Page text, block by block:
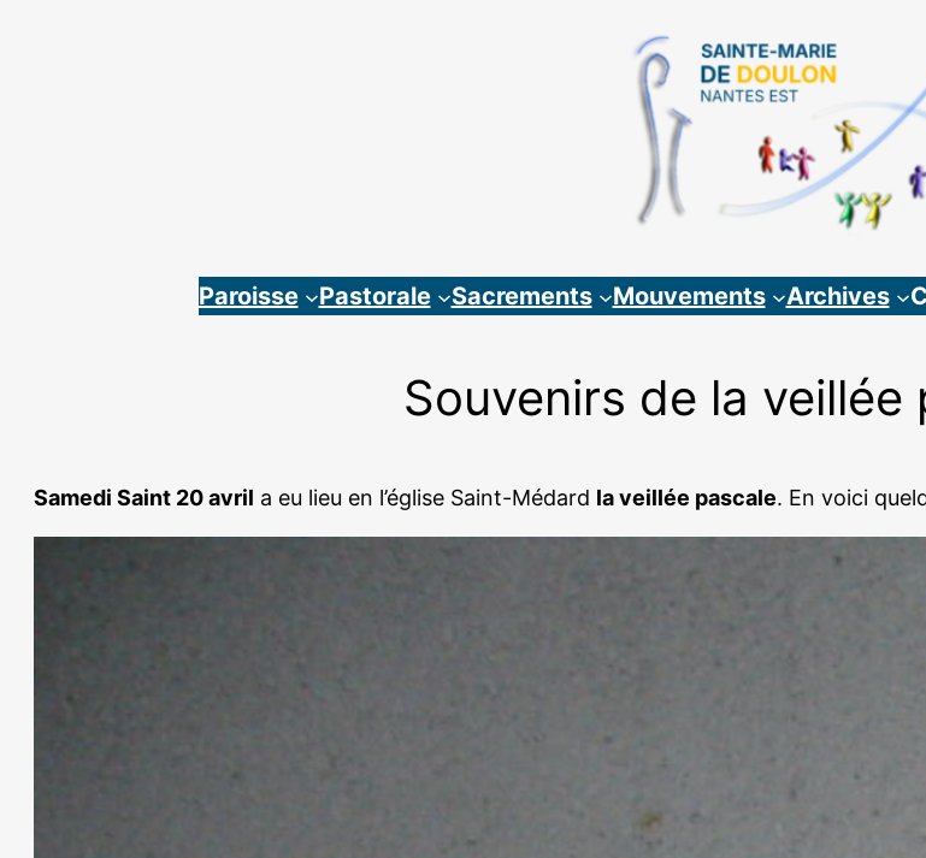
Paroisse Pastorale Sacrements Mouvements Archives
Souvenirs de la veillée
Samedi Saint 20 avril a eu lieu en l’église Saint-Médard la veillée pascale. En voici